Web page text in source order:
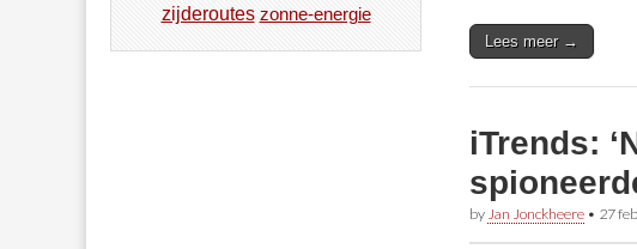
Lees meer →
iTrends:
by Jan Jonckheere • 27
zijderoutes zonne-energie